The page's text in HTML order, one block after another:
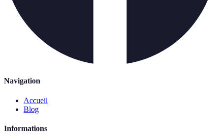
Navigation
Accueil
Blog
Informations